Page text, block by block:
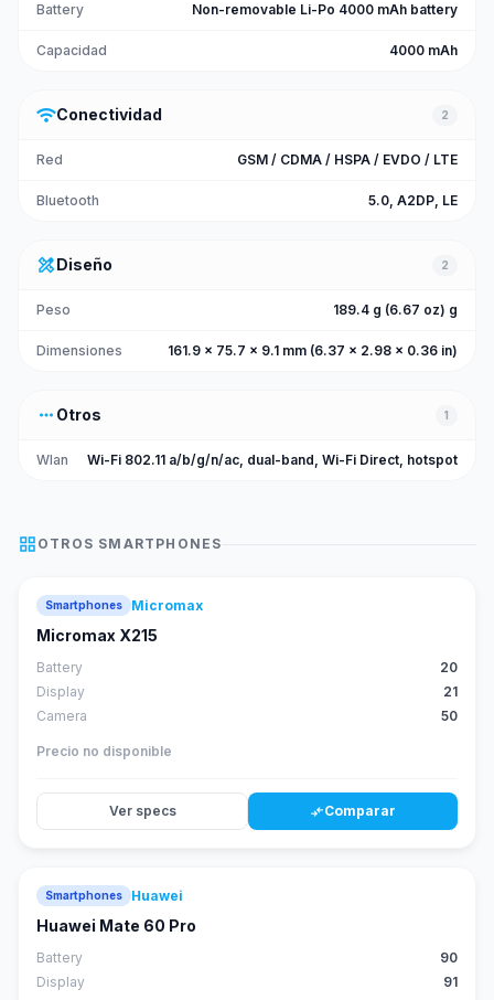
Battery Non-removable Li-Po 4000 mAh battery
Capacidad 4000 mAh
wifiConectividad 2
Red GSM / CDMA / HSPA / EVDO / LTE
Bluetooth 5.0, A2DP, LE
design_servicesDiseño 2
Peso 189.4 g (6.67 oz) g
Dimensiones 161.9 x 75.7 x 9.1 mm (6.37 x 2.98 x 0.36 in)
more_horiz Otros 1
Wlan Wi-Fi 802.11 a/b/g/n/ac, dual-band, Wi-Fi Direct, hotspot
grid_view OTROS SMARTPHONES
Smartphones Micromax
Micromax X215
Battery
20
Display
21
Camera
50
Precio no disponible
Ver specs compare_arrowsComparar
Smartphones Huawei
Huawei Mate 60 Pro
Battery
90
Display
91